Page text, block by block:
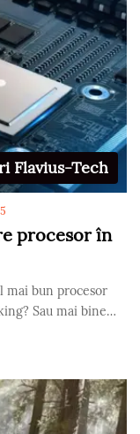
Flavius-Tech
procesor în
mai bun procesor
Sau mai bine…